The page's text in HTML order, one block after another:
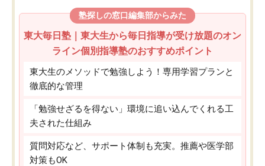
塾探しの窓口編集部からみた
東大毎日塾｜東大生から毎日指導が受け放題のオン
ライン個別指導塾のおすすめポイント
東大生のメソッドで勉強しよう！専用学習プランと
徹底的な管理
「勉強せざるを得ない」環境に追い込んでくれる工
夫された仕組み
質問対応など、サポート体制も充実。推薦や医学部
対策もOK